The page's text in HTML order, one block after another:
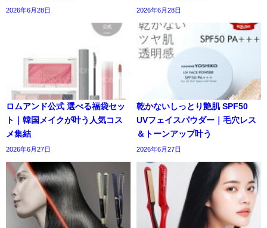
2026年6月28日 2026年6月28日
ロムアンド公式 選べる福袋セッ
ト｜韓国メイクが叶う人気コス
メ集結
2026年6月27日
乾かないしっとり艶肌 SPF50
UVフェイスパウダー｜毛穴レス
＆トーンアップ叶う
2026年6月27日